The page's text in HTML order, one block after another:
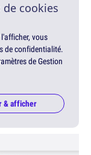
cookies
vous
de confidentialité.
de Gestion
& afficher